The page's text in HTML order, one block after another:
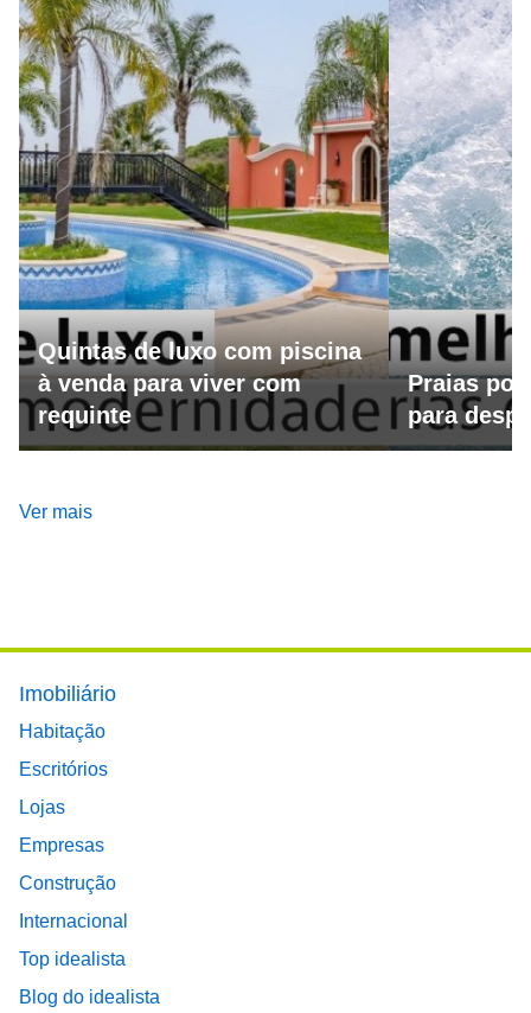
Quintas de luxo com piscina
à venda para viver com
requinte
Praias
para
Ver mais
Footer main menu
Imobiliário
Habitação
Escritórios
Lojas
Empresas
Construção
Internacional
Top idealista
Blog do idealista